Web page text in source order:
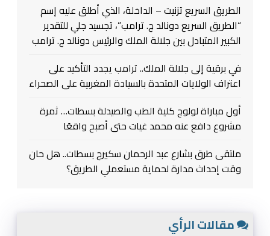
الطريق السريع تزنيت – الداخلة، الذي أطلق عليه إسم
“الطريق السريع دونالد ج. ترامب”، تجسيد جلي للتقدير
الكبير المتبادل بين جلالة الملك والرئيس دونالد ج. ترامب
في برقية إلى جلالة الملك.. ترامب يجدد التأكيد على
اعتراف الولايات المتحدة بالسيادة المغربية على الصحراء
أول مباراة لولوج كلية الطب والصيدلة بسطات… ثمرة
مشروع دافع عنه محمد غيات حتى أصبح واقعًا
ملتقى طرق بشارع عبد الرحمان سكيرج بسطات.. هل حان
وقت إحداث مدارة لحماية مستعملي الطريق؟
مقالات الرأي